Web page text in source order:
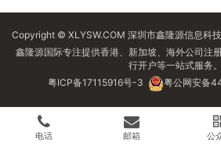
Copyright © XLYSW.COM 深圳市鑫隆源信息科
鑫隆源国际专注提供香港、新加坡、海外公司注
行开户等一站式服务。
粤ICP备17115916号-3
粤公网安备
电话 邮箱 公